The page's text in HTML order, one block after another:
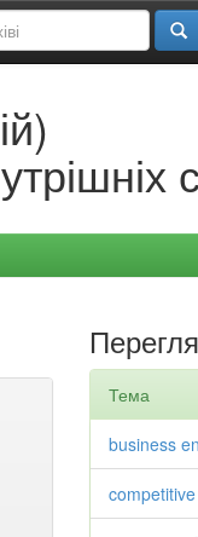
Тема
business